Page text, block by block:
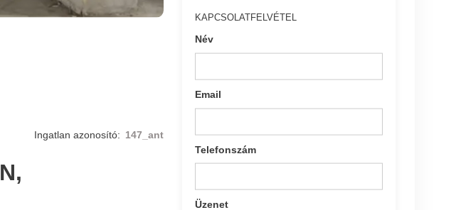
KAPCSOLATFELVÉTEL
Név
Email
Telefonszám
Üzenet
Ingatlan azonosító: 147_ant